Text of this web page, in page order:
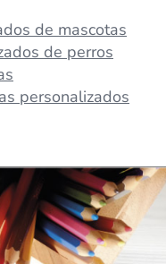
de mascotas
de perros
personalizados